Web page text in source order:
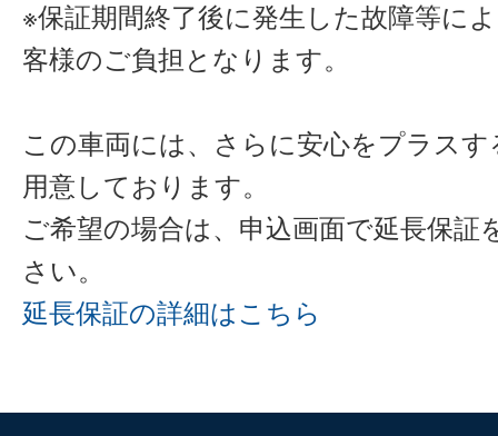
※保証期間終了後に発生した故障等に
客様のご負担となります。
この車両には、さらに安心をプラス
用意しております。
ご希望の場合は、申込画面で延長保証
さい。
延長保証の詳細はこちら